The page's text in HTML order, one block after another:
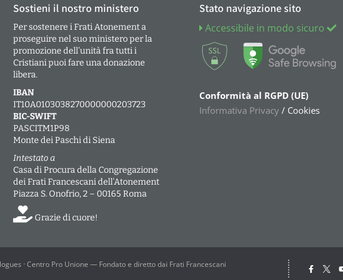
Sostieni il nostro ministero
Per sostenere i Frati Atonement a
proseguire nel suo ministero per la
promozione dell’unità fra tutti i
Cristiani puoi fare una donazione
libera.
IBAN
IT10A0103038270000000203723
BIC-SWIFT
PASCITM1P98
Monte dei Paschi di Siena
Intestato a
Casa di Procura della Congregazione
dei Frati Francescani dell’Atonement
Piazza S. Onofrio, 2 – 00165 Roma
Grazie di cuore!
Stato navigazione sito
Accessibile in modo sicuro
Conformità al RGPD (UE)
Informativa Privacy / Cookies
· Centro Pro Unione — Fondato e diretto dai Frati Francescani